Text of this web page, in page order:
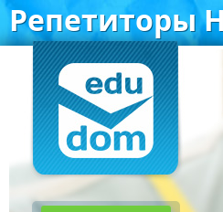
Репетиторы